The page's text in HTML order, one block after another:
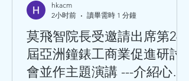
莫飛智院長受邀請出席第24
屆亞洲鐘錶工商業促進研討
會並作主題演講 ---介紹心率
hkacm
2小时前
讀畢需時 1 分鐘